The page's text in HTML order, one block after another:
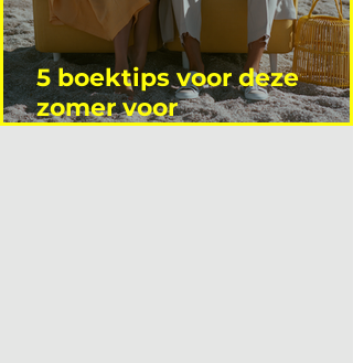
5 boektips voor deze
zomer voor